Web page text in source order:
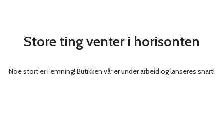
Store ting venter i horisonten
Noe stort er i emning! Butikken vår er under arbeid og lanseres snart!